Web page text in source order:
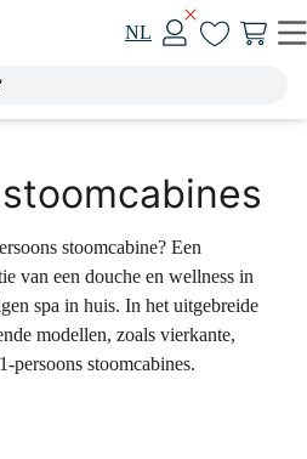
NL
stoomcabine? Een
van een douche en wellness in
spa in huis. In het uitgebreide
modellen, zoals vierkante,
persoons stoomcabines.